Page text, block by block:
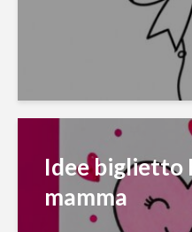
Idee biglietto
mamma